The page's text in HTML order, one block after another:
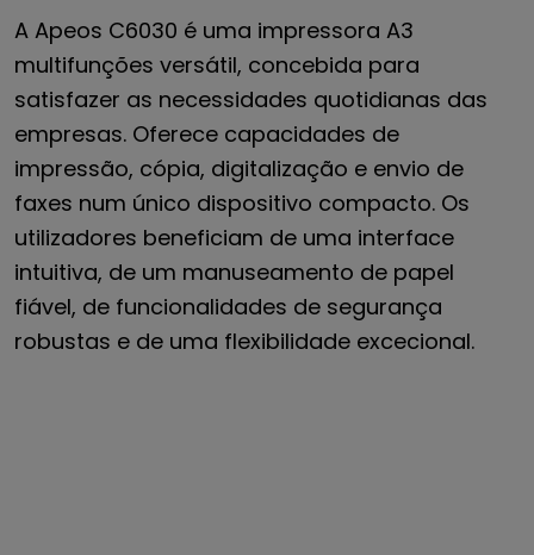
A Apeos C6030 é uma impressora A3
multifunções versátil, concebida para
satisfazer as necessidades quotidianas das
empresas. Oferece capacidades de
impressão, cópia, digitalização e envio de
faxes num único dispositivo compacto. Os
utilizadores beneficiam de uma interface
intuitiva, de um manuseamento de papel
fiável, de funcionalidades de segurança
robustas e de uma flexibilidade excecional.